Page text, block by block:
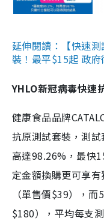
延伸閱讀：【快速
裝！最平$15起 政
YHLO新冠病毒快速
健康食品品牌
抗原測試套裝，測
高達98.26%，最快
定金額換購更可享
（單售價$39），
$180），平均每支